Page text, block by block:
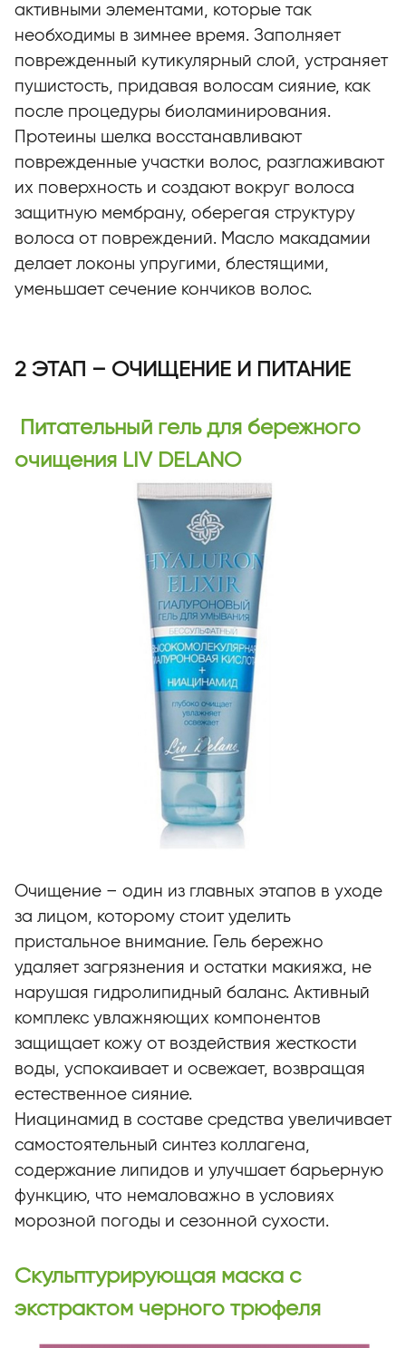
активными элементами, которые так
необходимы в зимнее время. Заполняет
поврежденный кутикулярный слой, устраняет
пушистость, придавая волосам сияние, как
после процедуры биоламинирования.
Протеины шелка восстанавливают
поврежденные участки волос, разглаживают
их поверхность и создают вокруг волоса
защитную мембрану, оберегая структуру
волоса от повреждений. Масло макадамии
делает локоны упругими, блестящими,
уменьшает сечение кончиков волос.
2 ЭТАП – ОЧИЩЕНИЕ И ПИТАНИЕ
Питательный гель для бережного
очищения LIV DELANO
Очищение – один из главных этапов в уходе
за лицом, которому стоит уделить
пристальное внимание. Гель бережно
удаляет загрязнения и остатки макияжа, не
нарушая гидролипидный баланс. Активный
комплекс увлажняющих компонентов
защищает кожу от воздействия жесткости
воды, успокаивает и освежает, возвращая
естественное сияние.
Ниацинамид в составе средства увеличивает
самостоятельный синтез коллагена,
содержание липидов и улучшает барьерную
функцию, что немаловажно в условиях
морозной погоды и сезонной сухости.
Скульптурирующая маска с
экстрактом черного трюфеля